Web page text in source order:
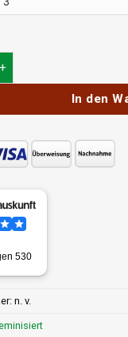
Aloha OG
In den
n. v.